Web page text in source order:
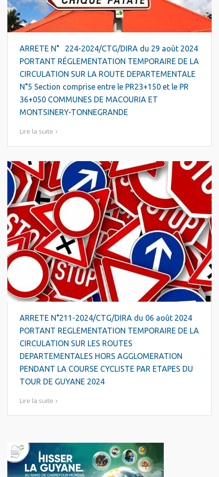
ARRETE N° 224-2024/CTG/DIRA du 29 août 2024
PORTANT RÉGLEMENTATION TEMPORAIRE DE LA
CIRCULATION SUR LA ROUTE DEPARTEMENTALE
N°5 Section comprise entre le PR23+150 et le PR
36+050 COMMUNES DE MACOURIA ET
MONTSINERY-TONNEGRANDE
Lire la suite
ARRETE N°211-2024/CTG/DIRA du 06 août 2024
PORTANT REGLEMENTATION TEMPORAIRE DE LA
CIRCULATION SUR LES ROUTES
DEPARTEMENTALES HORS AGGLOMERATION
PENDANT LA COURSE CYCLISTE PAR ETAPES DU
TOUR DE GUYANE 2024
Lire la suite